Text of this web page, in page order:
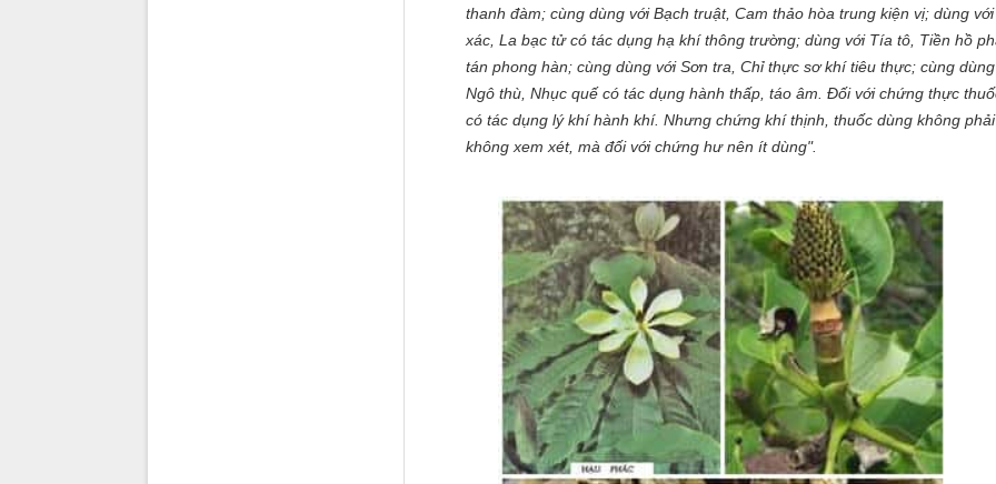
thanh đàm; cùng dùng với Bạch truật, Cam thảo hòa trung kiện vị; dùng
xác, La bạc tử có tác dụng hạ khí thông trường; dùng với Tía tô, Tiền hồ
tán phong hàn; cùng dùng với Sơn tra, Chỉ thực sơ khí tiêu thực; cùng
Ngô thù, Nhục quế có tác dụng hành thấp, táo âm. Đối với chứng thực
có tác dụng lý khí hành khí. Nhưng chứng khí thịnh, thuốc dùng không
không xem xét, mà đối với chứng hư nên ít dùng".